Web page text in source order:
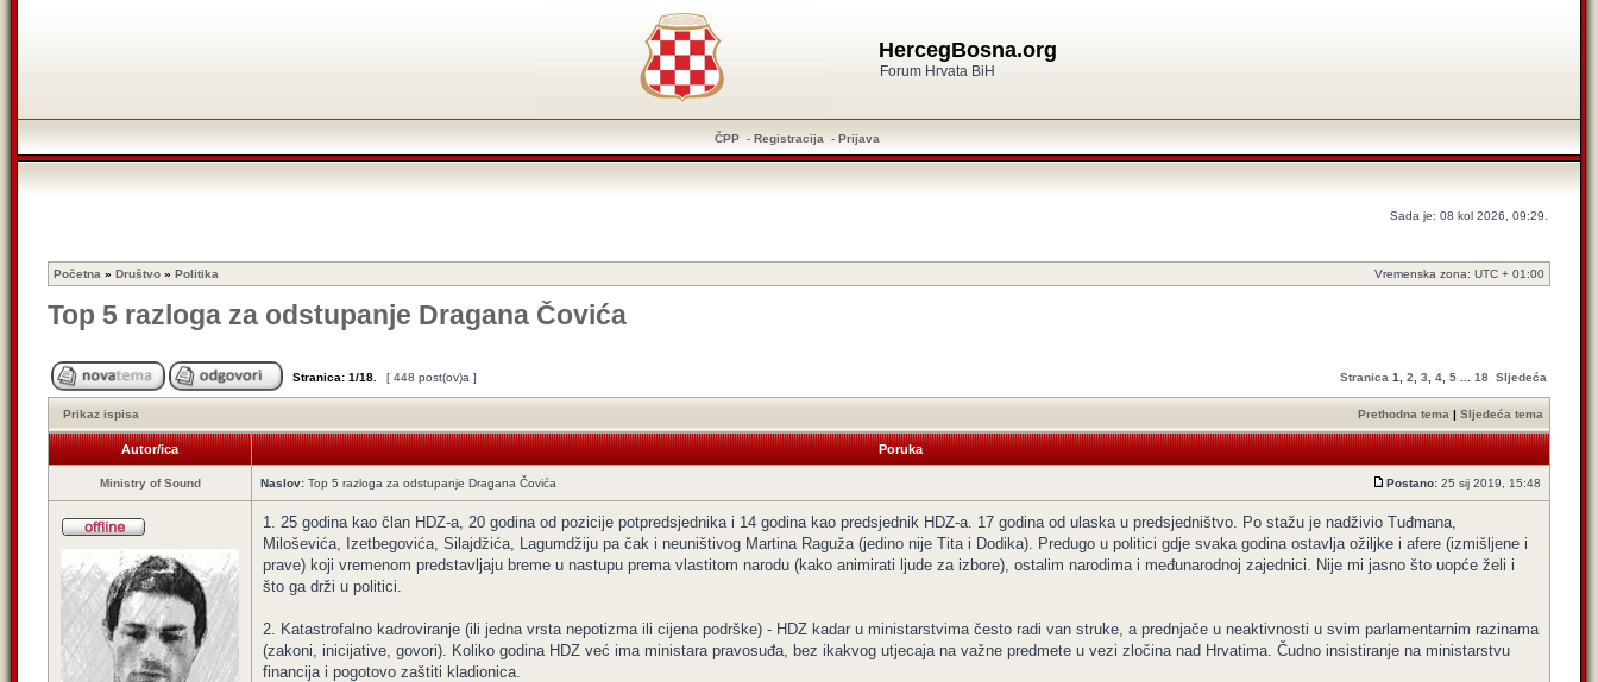
HercegBosna.org
Forum Hrvata BiH
ČPP - Registracija - Prijava
Sada je: 08 kol 2026, 09:29.
Početna » Društvo » Politika Vremenska zona: UTC + 01:00
Top 5 razloga za odstupanje Dragana Čovića
Stranica: 1/18 [ 448 post(ov)a ] Stranica 1 2 3 4 5 18 Sljedeća
Prikaz ispisa Prethodna tema | Sljedeća tema
Autor/ica Poruka
Ministry of Sound Naslov: Top 5 razloga za odstupanje Dragana Čovića Postano: 25 sij 2019, 15:48
1. 25 godina kao član HDZ-a, 20 godina od pozicije potpredsjednika i 14 godina kao predsjednik HDZ-a. 17 godina od ulaska u predsjedništvo. Po stažu je nadživio Tuđmana,
Miloševića, Izetbegovića, Silajdžića, Lagumdžiju pa čak i neuništivog Martina Raguža (jedino nije Tita i Dodika). Predugo u politici gdje svaka godina ostavlja ožiljke i afere (izmišljene i
prave) koji vremenom predstavljaju breme u nastupu prema vlastitom narodu (kako animirati ljude za izbore), ostalim narodima i međunarodnoj zajednici. Nije mi jasno što uopće želi i
što ga drži u politici.
2. Katastrofalno kadroviranje (ili jedna vrsta nepotizma ili cijena podrške) - HDZ kadar u ministarstvima često radi van struke, a prednjače u neaktivnosti u svim parlamentarnim razinama
(zakoni, inicijative, govori). Koliko godina HDZ već ima ministara pravosuđa, bez ikakvog utjecaja na važne predmete u vezi zločina nad Hrvatima. Čudno insistiranje na ministarstvu
financija i pogotovo zaštiti kladionica.